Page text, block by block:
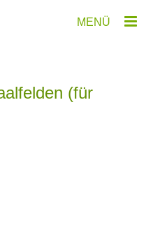
(für